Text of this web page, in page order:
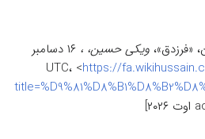
ویکی حسین، ،
۱۶ دسامبر
https://